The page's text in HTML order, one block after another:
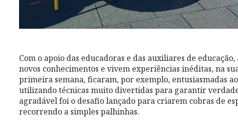
Com o apoio das educadoras e das auxiliares de
novos conhecimentos e vivem experiências inéditas, na
primeira semana, ficaram, por exemplo, entusiasmadas
utilizando técnicas muito divertidas para garantir
agradável foi o desafio lançado para criarem cobras de
recorrendo a simples palhinhas.